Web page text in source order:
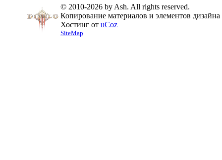
© 2010-2026 by Ash. All rights reserved.
Копирование материалов и элементов
Хостинг от uCoz
SiteMap